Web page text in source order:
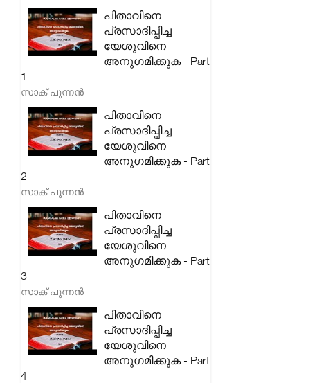
പിതാവിനെ
പ്രസാദിപ്പിച്ച
യേശുവിനെ
അനുഗമിക്കുക - Part
1
സാക് പുന്നൻ
പിതാവിനെ
പ്രസാദിപ്പിച്ച
യേശുവിനെ
അനുഗമിക്കുക - Part
2
സാക് പുന്നൻ
പിതാവിനെ
പ്രസാദിപ്പിച്ച
യേശുവിനെ
അനുഗമിക്കുക - Part
3
സാക് പുന്നൻ
പിതാവിനെ
പ്രസാദിപ്പിച്ച
യേശുവിനെ
അനുഗമിക്കുക - Part
4